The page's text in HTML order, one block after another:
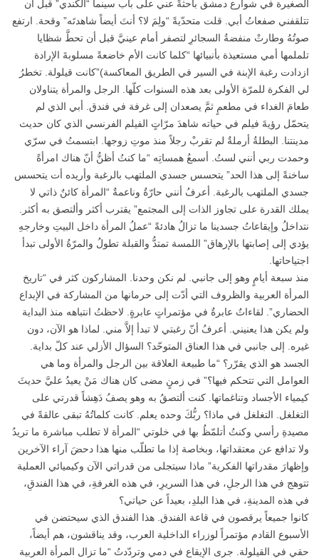
الصغيرة في شوارع دمشق باحثةً عني على باب سينما “الكندي” قبل أن
تتلقفني صفعاتُ أبي. قلت متحدّيةً “ولِمَ لا؟ أنتَ أيضاً شاهدتَه” وقحة. ارتفع
صوتُهُ وطارتْ منفضةُ السجائرِ لتصفر أمام عينيَّ قبل أن تحطَّ شظايا
تلملمها أمي مستعيذة بأنبيائها “كلما كانت الأم خاضعةً مسلوبةَ الإرادة
ازدادت رغبة الإبنة في السير في الطريق المعاكسة)”كانت قيلولة. تخطرُ
لي الفكرة للمرّة الأولى بعد هذه السنوات كلّها. الرجل والمرأة يتناولان
طعامَ الغداء في مطعمٍ ثمَّ يصعدان إلى غرفة في فندق. أبي الذي لم
يتحمّل رؤيةَ فيلم في حياته شاهدَ مرّاتٍ الفيلم الفرنسي الذي كان حديث
مدينتنا. البطلةُ أرملةٌ لم تقربْ رجلاً منذ موتِ زوجها. ابتسمتُ في سرّي
وحمدت ربي أنني لستُ. أسمعُ همساتِه “ما كنتُ أظنُّ أنّ هناك امرأةً
ساخنةً إلى هذا الحد” يتحسس جسدي الملتهب بالرغبة وأريده أت يتحسس
جسدي الملتهب بالرغبة. أعرفُ أنني حارّةٌ وناعمةٌ “المرأة كائنٌ ذاتي لا
يملك القدرة على تجاوز الذات إلى المجتمع” يقترب أكثر وألتصق به أكثر.
نتداخلُ وإيقاعاتُ جسدينا ما تزالُ هادئةً “عملُ المرأة داخل البيتِ وخارجهِ
يؤدي إلى إصابتها بالإرهاق” اللمسة تمتدُّ والقبلة تطولُ والمرّةُ الأولى تبدأ
اجتياحاتها.
منذ سبعة أيامٍ وهو إلى جانبي. لم نكن وحدنا. المشاركون كثر في “تاريخ
المرأة العربية والظروف التي أدّت إلى حرمانها من المشاركة في الإبداع
الحضاري”. لقاءاتٌ عابرةٌ في مؤتمراتٍ عابرةٍ. لاحظتُ انتباهه منذ البداية
ولم يكن هذا يعنيني. أعرفُ أنّ رغبتي لا تبدأ إلاَّ مني. لماذا هو الآن، دون
غيره. إلى جانبي في هذا العناق المتوحّد؟ السؤال الأزلي عند كلّ بداية.
الجسد هو الذي يقرّر؟ “ما طبيعة العلاقة بين الرجل والمرأة وما هي
العوامل التي تتحكم فيها؟” في زمنٍ مضى كان هناك مَنْ يعيدُ عليَّ حديثَ
كيمياء الأجساد وتناغماتها. كنت ألتصقُ به وهو يصفُ دَهِشاً قدرتي على
التغلغل. التغلغل في ماذا؟ ربُّكَ وحده يعلم. كانت كلماتُهُ تبقى عالقةً في
مصيدةِ رأسي وكنتُ أتلمّظُ بها في خلوتي “المرأة لا تطلب مباشرة ما تريدُ
ولا تدافع عن معتقداتها، وبخاصة إذا ما تطلّب منها هذا دحضَ آراء الآخرين
وإظهارَ مقدراتها الفكرية” ماذا سيتجلى من قدراتي الآن وكيميائي العملية
تتوهج في هذا الرجلِ، في هذا السريرِ، في هذه الغرفةِ، في هذا الفندقِ،
في هذه المدينةِ، في هذا البلدِ، بعيداً عن حياتي؟
كانوا جميعاً يرقصون في قاعة الفندق. هذا الفندق الذي سيحتضن في
الأسبوع القادم مؤتمراً لوزراء الداخلية العرب، وقد يناقشون، هم أيضاً،
حقي في القيلولة. جرى الإيقاع في دمي وتردّدتُ “ما تزال المرأة العربية